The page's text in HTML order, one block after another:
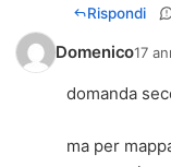
Rispondi
Domenico17
domanda
ma per